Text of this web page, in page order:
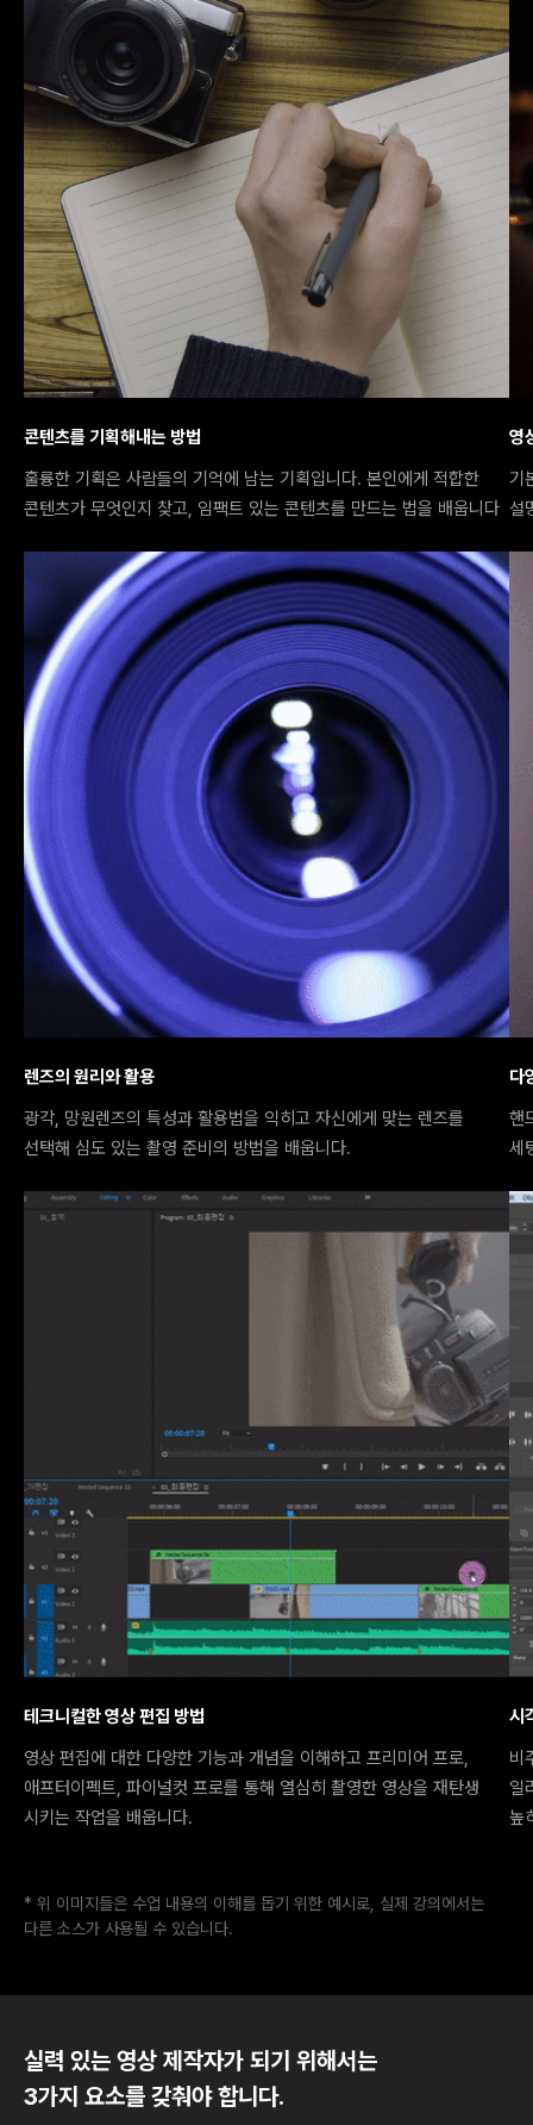
콘텐츠를 기획해내는 방법
훌륭한 기획은 사람들의 기억에 남는 기획입니다. 본인에게 적합한
콘텐츠가 무엇인지 찾고, 임팩트 있는 콘텐츠를 만드는 법을 배웁니다
영
기
설
렌즈의 원리와 활용
광각, 망원렌즈의 특성과 활용법을 익히고 자신에게 맞는 렌즈를
선택해 심도 있는 촬영 준비의 방법을 배웁니다.
다
핸
세
테크니컬한 영상 편집 방법
영상 편집에 대한 다양한 기능과 개념을 이해하고 프리미어 프로,
애프터이펙트, 파이널컷 프로를 통해 열심히 촬영한 영상을 재탄생
시키는 작업을 배웁니다.
시
비
일
높
* 위 이미지들은 수업 내용의 이해를 돕기 위한 예시로, 실제 강의에서는
다른 소스가 사용될 수 있습니다.
실력 있는 영상 제작자가 되기 위해서는
3가지 요소를 갖춰야 합니다.